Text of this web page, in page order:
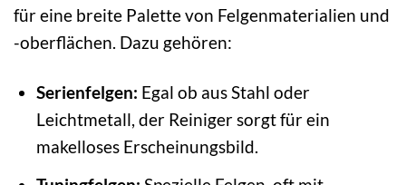
für eine breite Palette von Felgenmaterialien und
-oberflächen. Dazu gehören:
Serienfelgen: Egal ob aus Stahl oder
Leichtmetall, der Reiniger sorgt für ein
makelloses Erscheinungsbild.